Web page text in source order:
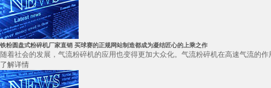
铁粉圆盘式粉碎机厂家直销 买球赛的正规网站制造都成为凝结匠心的上乘之作
随着社会的发展，气流粉碎机的应用也变得更加大众化。气流粉碎机在高速气流的
了解详情